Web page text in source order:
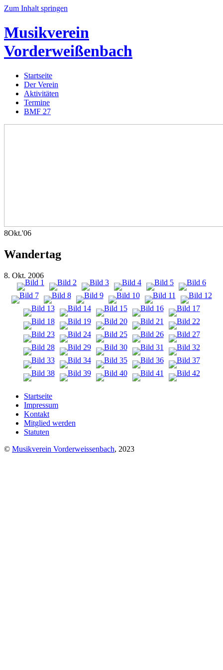
Zum Inhalt springen
Musikverein
Vorderweißenbach
Startseite
Der Verein
Aktivitäten
Termine
BMF 27
8Okt.'06
Wandertag
8. Okt. 2006
Startseite
Impressum
Kontakt
Mitglied werden
Statuten
© Musikverein Vorderweissenbach, 2023